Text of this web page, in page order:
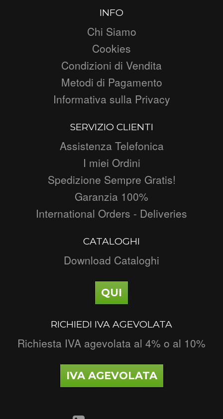
INFO
Chi Siamo
Cookies
Condizioni di Vendita
Metodi di Pagamento
Informativa sulla Privacy
SERVIZIO CLIENTI
Assistenza Telefonica
I miei Ordini
Spedizione Sempre Gratis!
Garanzia 100%
International Orders - Deliveries
CATALOGHI
Download Cataloghi
QUI
RICHIEDI IVA AGEVOLATA
Richiesta IVA agevolata al 4% o al 10%
IVA AGEVOLATA